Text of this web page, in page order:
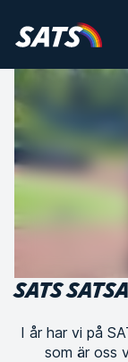
SATS
I år har vi på
som är oss